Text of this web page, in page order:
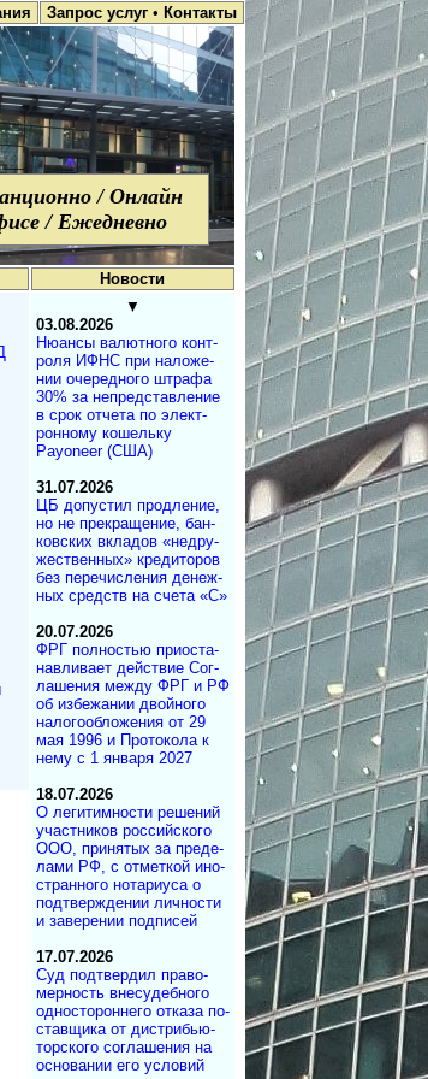
Запрос услуг • Контакты
/ Онлайн
/ Ежедневно
Новости
▼
03.08.2026
Нюансы валют­но­го кон­т­
ро­ля ИФНС при на­ло­же­
нии оче­ре­д­но­го штра­фа
30% за не­пред­с­та­в­ле­ние
в срок от­че­та по эле­к­т­
рон­но­му ко­ше­ль­ку
Payoneer (США)
31.07.2026
ЦБ допустил продле­ние,
но не пре­кра­ще­ние, бан­
ков­ских вкла­дов «не­дру­
же­ст­вен­ных» кре­ди­то­ров
без пе­ре­чис­ле­ния де­не­ж­
ных средств на сче­та «С»
20.07.2026
ФРГ полностью при­ос­та­
на­в­ли­ва­ет дей­ст­вие Со­г­
ла­ше­ния меж­ду ФРГ и РФ
об из­бе­жа­нии двой­но­го
на­ло­го­об­ло­же­ния от 29
мая 1996 и Про­то­ко­ла к
нему с 1 ян­ва­ря 2027
18.07.2026
О легитимности ре­ше­ний
участ­ни­ков рос­сий­ско­го
ООО, при­ня­тых за пре­де­
ла­ми РФ, с от­мет­кой ино­
ст­ран­но­го но­та­ри­у­са о
под­т­вер­ж­де­нии лич­но­с­ти
и за­ве­ре­нии под­писей
17.07.2026
Суд под­твер­дил пра­во­
мер­ность вне­су­деб­ного
од­но­сто­рон­не­го от­ка­за по­
с­тав­щика от дист­ри­бь­ю­
тор­с­ко­го со­г­ла­ше­ния на
ос­но­ва­нии его ус­ло­вий